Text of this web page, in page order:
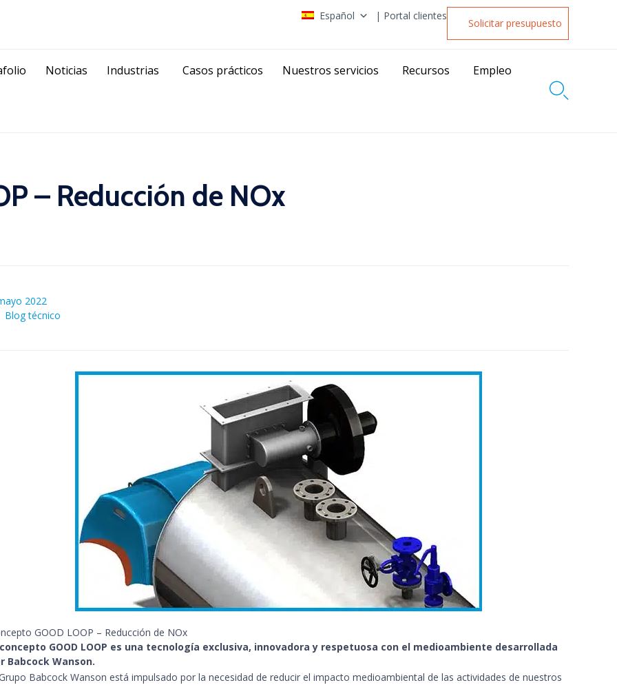
Español | Portal clientes
Solicitar presupuesto
to
Noticias Industrias Casos prácticos Nuestros servicios Recursos Empleo

– Reducción de NOx
2022
Category
Blog técnico
GOOD LOOP – Reducción de NOx
GOOD LOOP es una tecnología exclusiva, innovadora y respetuosa con el medioambiente desarrollada
Babcock Wanson.
Babcock Wanson está impulsado por la necesidad de reducir el impacto medioambiental de las actividades de nuestros